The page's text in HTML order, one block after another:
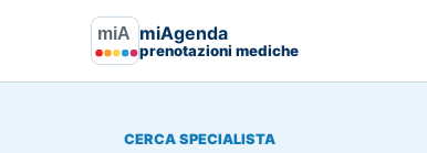
miAgenda
prenotazioni mediche
CERCA SPECIALISTA